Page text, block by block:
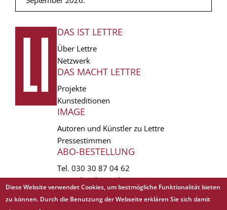
FUSSZEILE
DAS IST LETTRE
Über Lettre
Netzwerk
DAS MACHT LETTRE
Projekte
Kunsteditionen
IMAGE
Autoren und Künstler zu Lettre
Pressestimmen
ABO-BESTELLUNG
Tel. 030 30 87 04 62
vertrieb(at)lettre.de
Diese Website verwendet Cookies, um bestmögliche Funktionalität bieten
zu können. Durch die Benutzung der Webseite erklären Sie sich damit